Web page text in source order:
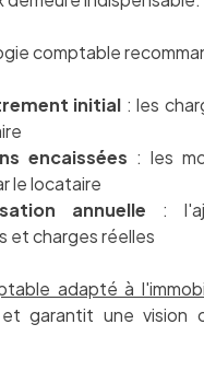
comptable
initial : les
encaissées : les
le locataire
annuelle :
et charges réelles
adapté à
et garantit une vision